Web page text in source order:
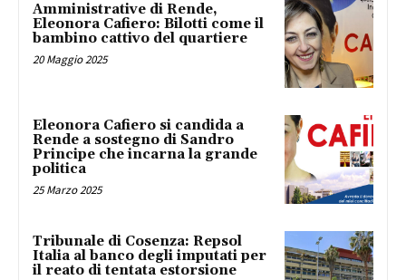
Amministrative di Rende,
Eleonora Cafiero: Bilotti come il
bambino cattivo del quartiere
20 Maggio 2025
Eleonora Cafiero si candida a
Rende a sostegno di Sandro
Principe che incarna la grande
politica
25 Marzo 2025
Tribunale di Cosenza: Repsol
Italia al banco degli imputati per
il reato di tentata estorsione